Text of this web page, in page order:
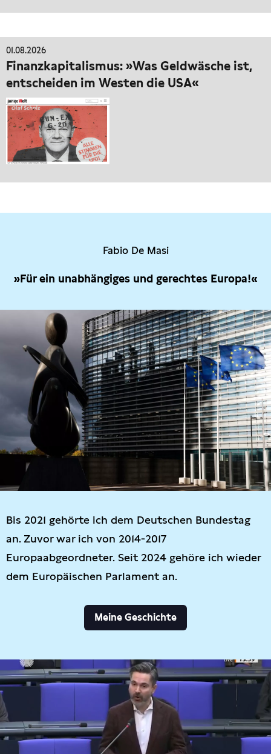
01.08.2026
Finanzkapitalismus: »Was Geldwäsche ist,
entscheiden im Westen die USA«
Fabio De Masi
»Für ein unabhängiges und gerechtes Europa!«
Bis 2021 gehörte ich dem Deutschen Bundestag
an. Zuvor war ich von 2014-2017
Europaabgeordneter. Seit 2024 gehöre ich wieder
dem Europäischen Parlament an.
Meine Geschichte